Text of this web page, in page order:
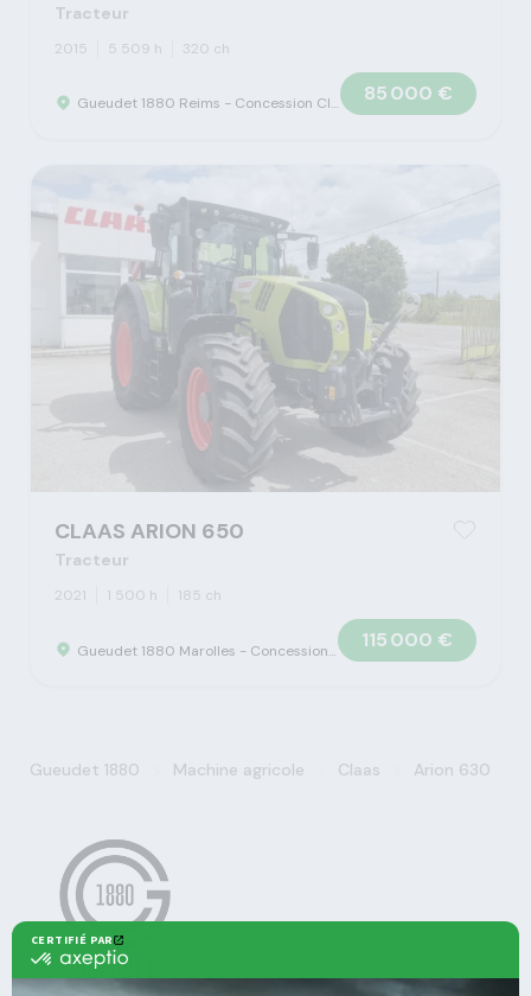
Tracteur
2015 5 509 h 320 ch
Gueudet 1880 Reims - Concession Claas 85 000 €
CLAAS ARION 650
Tracteur
2021 1 500 h 185 ch
Gueudet 1880 Marolles - Concession Claas 115 000 €
Gueudet 1880 Machine agricole Claas Arion 630